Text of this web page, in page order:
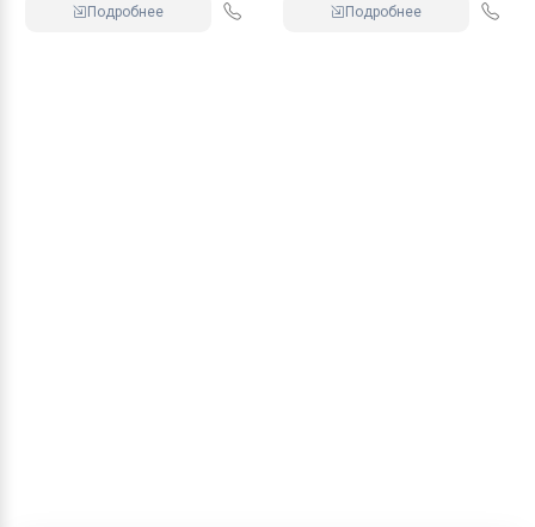
Подробнее Подробнее